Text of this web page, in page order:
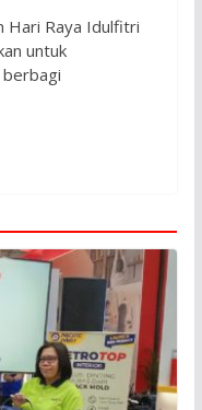
Hari Raya Idulfitri
untuk